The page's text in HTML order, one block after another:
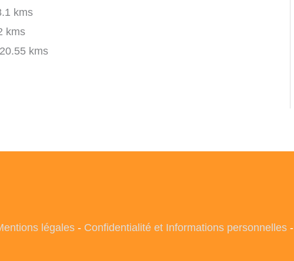
kms
kms
20.55 kms
légales- Confidentialité et Informations personnelles-